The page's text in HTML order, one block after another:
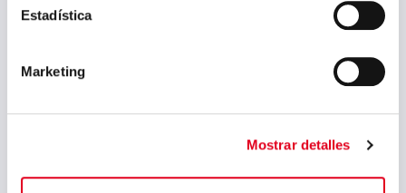
Estadística
Marketing
Mostrar detalles
noviembre 2024
septiembre 2024